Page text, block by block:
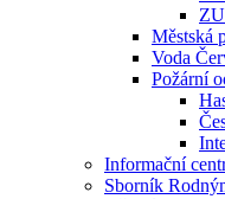
Městská
Voda
Požární
Informační
Sborník